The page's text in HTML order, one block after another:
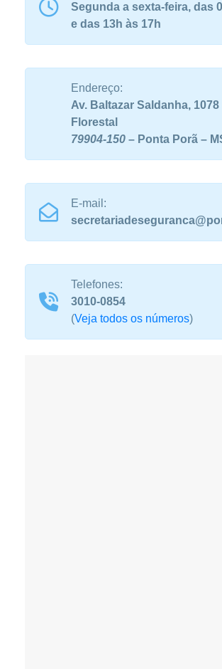
Segunda a sexta-feira, das
e das 13h às 17h
Endereço:
Av. Baltazar Saldanha,
Florestal
79904-150 – Ponta Porã –
E-mail:
Telefones:
3010-0854
(Veja todos os números)